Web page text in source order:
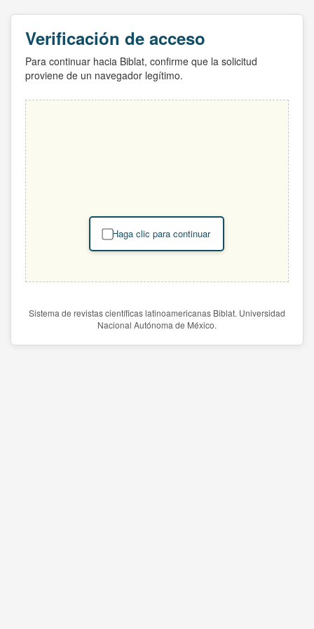
Verificación de acceso
Para continuar hacia Biblat, confirme que la solicitud
proviene de un navegador legítimo.
Haga clic para continuar
Sistema de revistas científicas latinoamericanas Biblat. Universidad
Nacional Autónoma de México.